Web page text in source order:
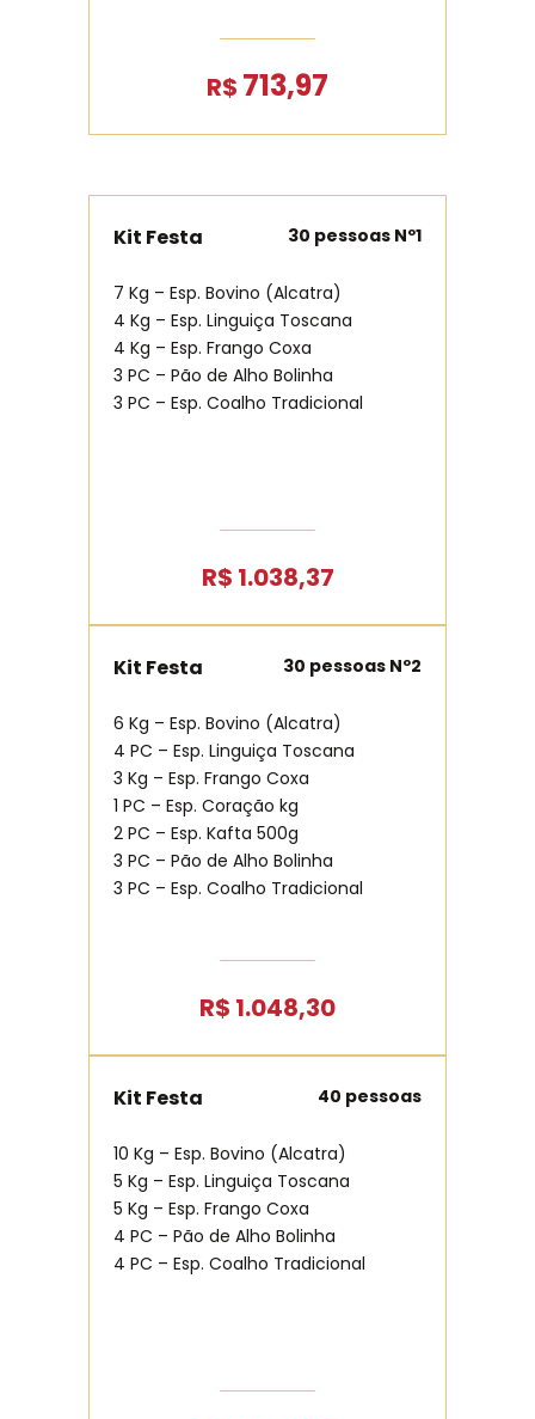
R$ 713,97
Kit Festa 30 pessoas Nº1
7 Kg – Esp. Bovino (Alcatra)
4 Kg – Esp. Linguiça Toscana
4 Kg – Esp. Frango Coxa
3 PC – Pão de Alho Bolinha
3 PC – Esp. Coalho Tradicional
R$ 1.038,37
Kit Festa 30 pessoas Nº2
6 Kg – Esp. Bovino (Alcatra)
4 PC – Esp. Linguiça Toscana
3 Kg – Esp. Frango Coxa
1 PC – Esp. Coração kg
2 PC – Esp. Kafta 500g
3 PC – Pão de Alho Bolinha
3 PC – Esp. Coalho Tradicional
R$ 1.048,30
Kit Festa 40 pessoas
10 Kg – Esp. Bovino (Alcatra)
5 Kg – Esp. Linguiça Toscana
5 Kg – Esp. Frango Coxa
4 PC – Pão de Alho Bolinha
4 PC – Esp. Coalho Tradicional